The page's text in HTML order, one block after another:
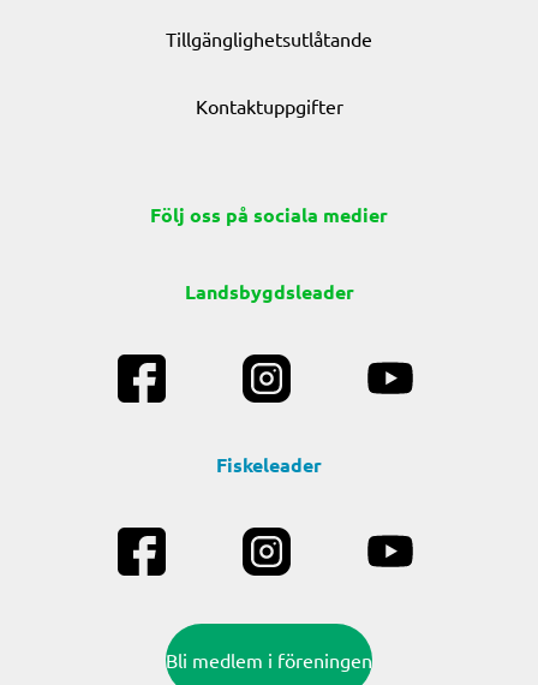
Tillgänglighetsutlåtande
Kontaktuppgifter
Följ oss på sociala medier
Landsbygdsleader
Fiskeleader
Bli medlem i föreningen